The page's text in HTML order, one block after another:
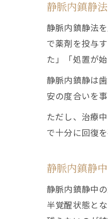
静脈内鎮静
静脈内鎮静法
で薬剤を投与
た」「処置が
静脈内鎮静は
安の度合いを
ただし、治療
で十分に回復
静脈内鎮静
静脈内鎮静中
半覚醒状態と